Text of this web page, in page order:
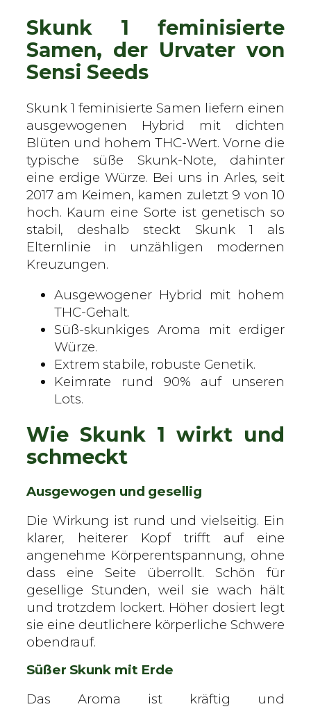
i
n
i
s
e
r
t
e
S
a
m
e
n
M
Skunk 1 feminisierte
Samen, der Urvater von
Sensi Seeds
Skunk 1 feminisierte Samen liefern einen
ausgewogenen Hybrid mit dichten
Blüten und hohem THC-Wert. Vorne die
typische süße Skunk-Note, dahinter
eine erdige Würze. Bei uns in Arles, seit
2017 am Keimen, kamen zuletzt 9 von 10
hoch. Kaum eine Sorte ist genetisch so
stabil, deshalb steckt Skunk 1 als
Elternlinie in unzähligen modernen
Kreuzungen.
Ausgewogener Hybrid mit hohem
THC-Gehalt.
Süß-skunkiges Aroma mit erdiger
Würze.
Extrem stabile, robuste Genetik.
Keimrate rund 90% auf unseren
Lots.
Wie Skunk 1 wirkt und
schmeckt
Ausgewogen und gesellig
Die Wirkung ist rund und vielseitig. Ein
klarer, heiterer Kopf trifft auf eine
angenehme Körperentspannung, ohne
dass eine Seite überrollt. Schön für
gesellige Stunden, weil sie wach hält
und trotzdem lockert. Höher dosiert legt
sie eine deutlichere körperliche Schwere
obendrauf.
Süßer Skunk mit Erde
Das Aroma ist kräftig und